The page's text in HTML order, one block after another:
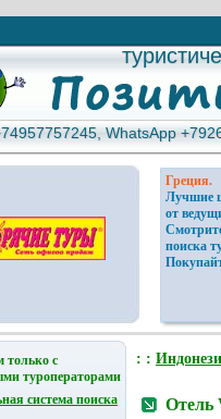
WhatsApp
WhatsApp
Греция.
Лучшие
от
поиска
только с
туроператорами
система поиска
: :
Отель